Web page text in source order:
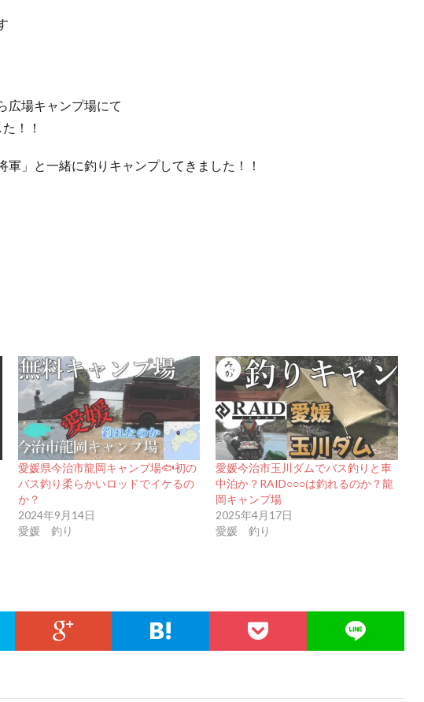
広場キャンプ場にて
！！
」と一緒に釣りキャンプしてきました！！
愛媛県今治市龍岡キャンプ場🐟初の
バス釣り柔らかいロッドでイケるの
か？
2024年9月14日
愛媛 釣り
愛媛今治市玉川ダムでバス釣りと車
中泊か？RAID○○○は釣れるのか？龍
岡キャンプ場
2025年4月17日
愛媛 釣り